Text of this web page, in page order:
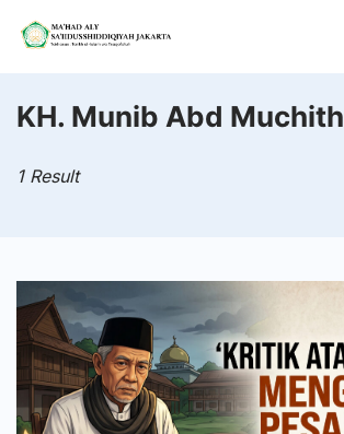
Skip
Aly
KH. Munib Abd Muchith
1 Result